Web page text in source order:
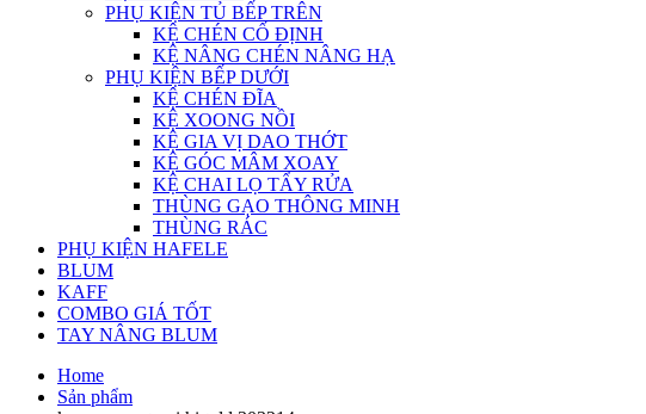
PHỤ KIỆN TỦ BẾP TRÊN
KỆ CHÉN CỐ ĐỊNH
KỆ NÂNG CHÉN NÂNG HẠ
PHỤ KIỆN BẾP DƯỚI
KỆ CHÉN ĐĨA
KỆ XOONG NỒI
KỆ GIA VỊ DAO THỚT
KỆ GÓC MÂM XOAY
KỆ CHAI LỌ TẨY RỬA
THÙNG GẠO THÔNG MINH
THÙNG RÁC
PHỤ KIỆN HAFELE
BLUM
KAFF
COMBO GIÁ TỐT
TAY NÂNG BLUM
Home
Sản phẩm